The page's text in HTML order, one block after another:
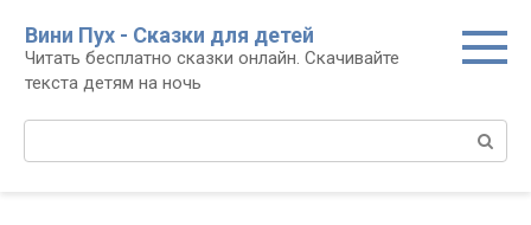
контенту
Вини Пух - Сказки для детей
Читать бесплатно сказки онлайн. Скачивайте
текста детям на ночь